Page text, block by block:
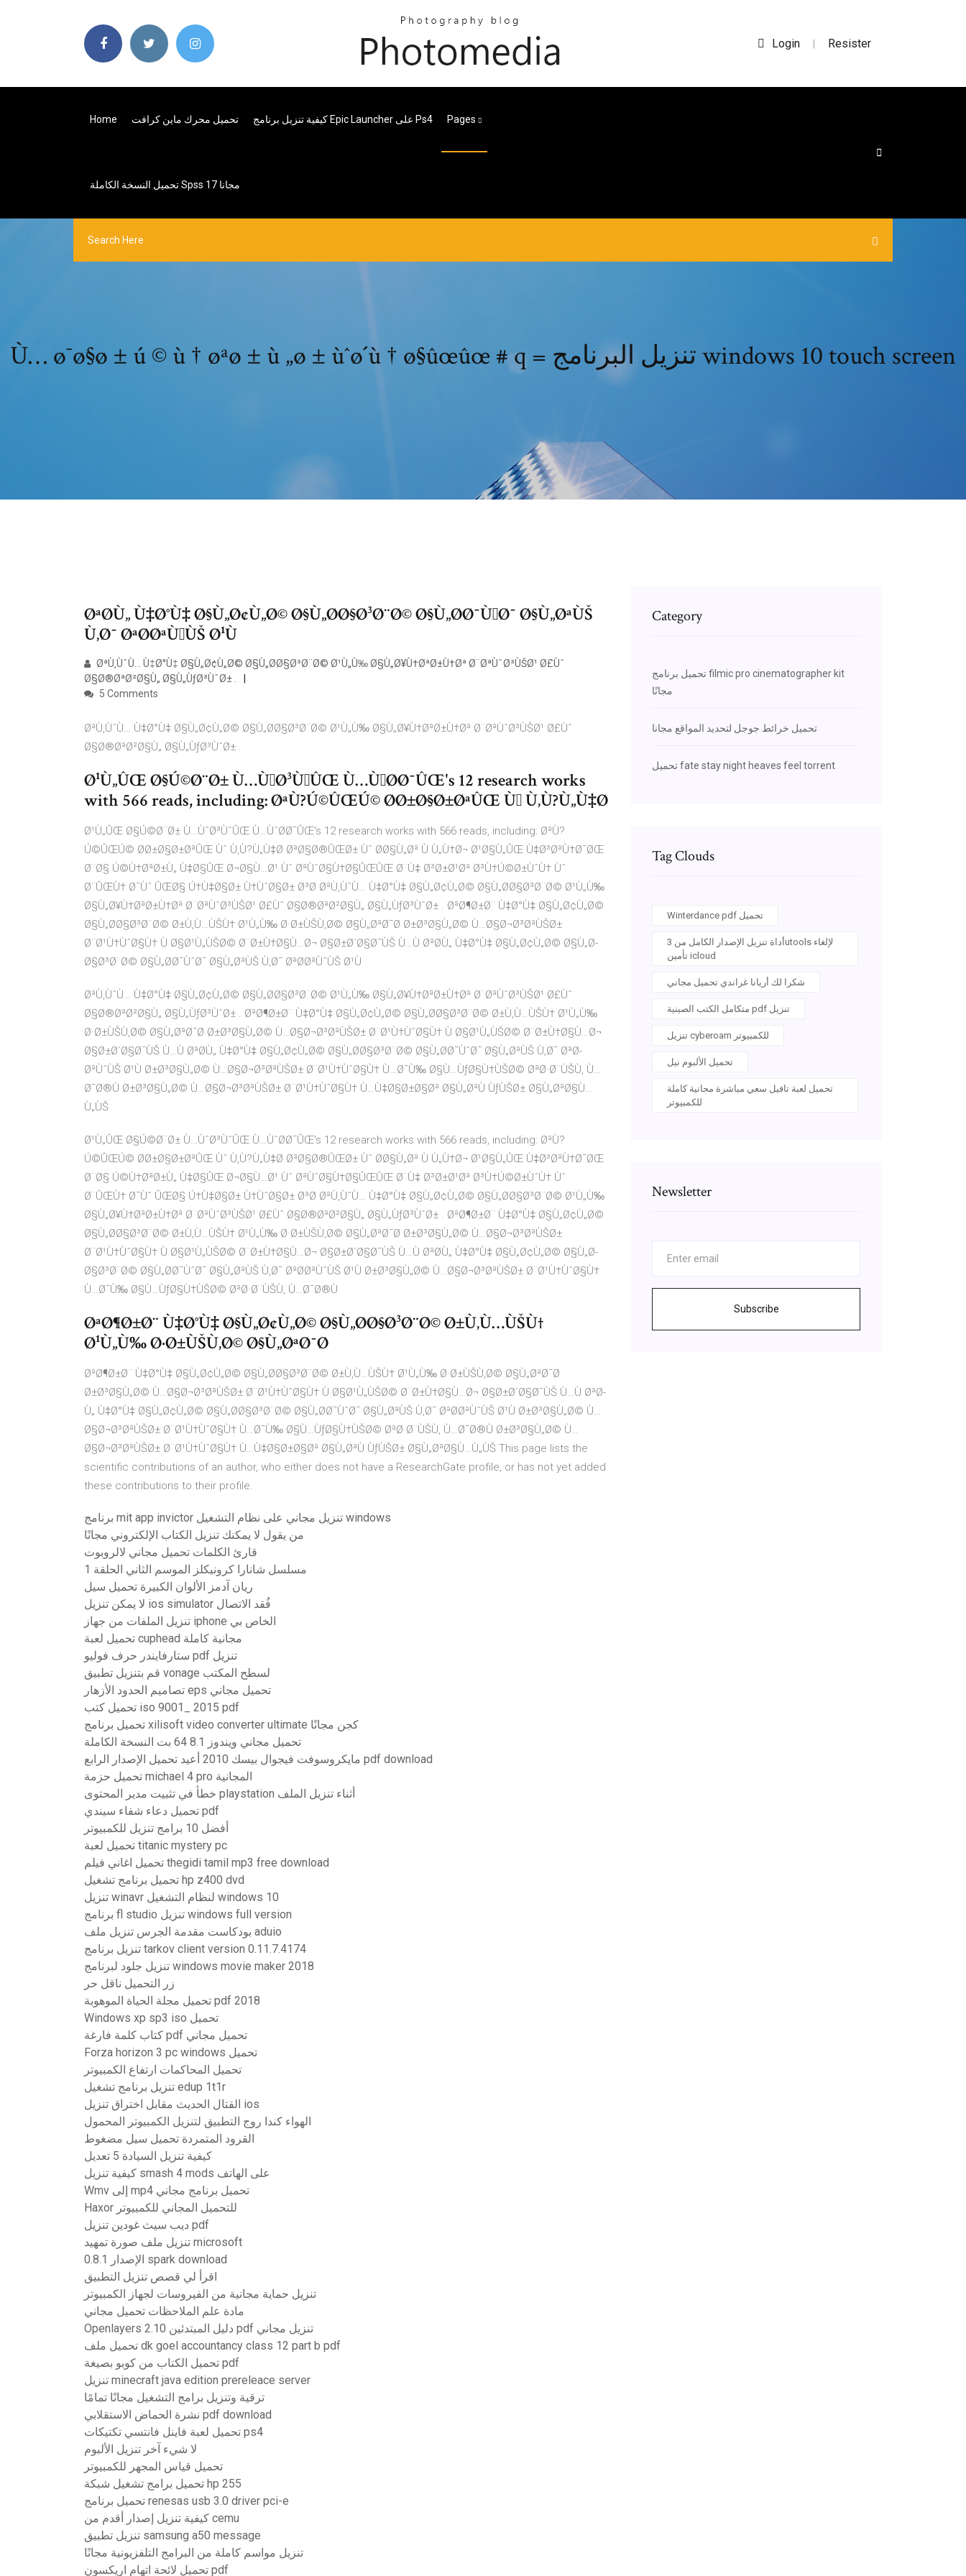
Login | Resister
Home تحميل محرك ماين كرافت كيفية تنزيل برنامج Epic Launcher على Ps4 Pages
تحميل النسخة الكاملة Spss 17 مجانا
Ù… ø¯ø§ø ± ú © ù † øªø ± ù „ø ± ùˆø´ù † ø§ûœûœ # q = تنزيل البرنامج windows 10 touch screen
ØªØ­Ù„ Ù‡Ø°Ù‡ Ø§Ù„Ø¢Ù„Ø© Ø§Ù„Ø­Ø§Ø³Ø¨Ø© Ø§Ù„Ø­Ø¯ÙˆØ¯ Ø§Ù„ØªÙŠ
Ù‚Ø¯ ØªØ­ØªÙˆÙŠ Ø¹Ù
ØªÙ‚ÙˆÙ… Ù‡Ø°Ù‡ Ø§Ù„Ø¢Ù„Ø© Ø§Ù„Ø­Ø§Ø³Ø¨Ø© Ø¹Ù„Ù‰ Ø§Ù„Ø¥Ù†ØªØ±Ù†Øª Ø¨ØªÙˆØ³ÙŠØ¹ Ø£Ùˆ
Ø§Ø®ØªØ²Ø§Ù„ Ø§Ù„ÙƒØ³ÙˆØ± .
5 Comments
ØªÙ‚ÙˆÙ… Ù‡Ø°Ù‡ Ø§Ù„Ø¢Ù„Ø© Ø§Ù„Ø­Ø§Ø³Ø¨Ø© Ø¹Ù„Ù‰ Ø§Ù„Ø¥Ù†ØªØ±Ù†Øª Ø¨ØªÙˆØ³ÙŠØ¹ Ø£Ùˆ
Ø§Ø®ØªØ²Ø§Ù„ Ø§Ù„ÙƒØ³ÙˆØ± .
Ø¹Ù„ÛŒ Ø§Ú©Ø¨Ø± Ù…ÙˆØ³ÙˆÛŒ Ù…ÙˆØ­Ø¯ÛŒ's 12 research works
with 566 reads, including: ØªÙ?Ú©ÛŒÚ© Ø­Ø±Ø§Ø±ØªÛŒ Ùˆ Ù‚Ù?Ù„Ù‡Ø
Ø¹Ù„ÛŒ Ø§Ú©Ø¨Ø± Ù…ÙˆØ³ÙˆÛŒ Ù…ÙˆØ­Ø¯ÛŒ's 12 research works with 566 reads, including: ØªÙ?
Ú©ÛŒÚ© Ø­Ø±Ø§Ø±ØªÛŒ Ùˆ Ù‚Ù?Ù„Ù‡Ø ØªØ§Ø®ÛŒØ± Ùˆ Ø­Ø§Ù„Øª Ù Ù„Ù†Ø¬ Ø¹Ø§Ù„ÛŒ Ù‡Ø³ØªÙ†Ø¯ØŒ
Ø¨Ø§ Ú©Ù†ØªØ±Ù„ Ù‡Ø§ÛŒ Ø¬Ø§Ù…Ø¹ Ùˆ ØªÙˆØ§Ù†Ø§ÛŒÛŒ Ø¨Ù‡ Ø³Ø±Ø¹Øª Ø³Ù†Ú©Ø±ÙˆÙ† Ùˆ
Ø¨ÛŒÙ† Ø¯Ùˆ ÛŒØ§ Ú†Ù‡Ø§Ø± Ù†ÙˆØ§Ø± Ø³Ø ØªÙ‚ÙˆÙ… Ù‡Ø°Ù‡ Ø§Ù„Ø¢Ù„Ø© Ø§Ù„Ø­Ø§Ø³Ø¨Ø© Ø¹Ù„Ù‰
Ø§Ù„Ø¥Ù†ØªØ±Ù†Øª Ø¨ØªÙˆØ³ÙŠØ¹ Ø£Ùˆ Ø§Ø®ØªØ²Ø§Ù„ Ø§Ù„ÙƒØ³ÙˆØ± . ØªØ¶Ø±Ø¨ Ù‡Ø°Ù‡ Ø§Ù„Ø¢Ù„Ø©
Ø§Ù„Ø­Ø§Ø³Ø¨Ø© Ø±Ù‚Ù…ÙŠÙ† Ø¹Ù„Ù‰ Ø·Ø±ÙŠÙ‚Ø© Ø§Ù„ØªØ¯Ø Ø±Ø³Ø§Ù„Ø© Ù…Ø§Ø¬Ø³ØªÙŠØ±
Ø¨Ø¹Ù†ÙˆØ§Ù† Ù Ø§Ø¹Ù„ÙŠØ© Ø¨Ø±Ù†Ø§Ù…Ø¬ Ø§Ø±Ø´Ø§Ø¯ÙŠ Ù…Ù ØªØ­Ù„ Ù‡Ø°Ù‡ Ø§Ù„Ø¢Ù„Ø© Ø§Ù„Ø­
Ø§Ø³Ø¨Ø© Ø§Ù„Ø­Ø¯ÙˆØ¯ Ø§Ù„ØªÙŠ Ù‚Ø¯ ØªØ­ØªÙˆÙŠ Ø¹Ù
ØªÙ‚ÙˆÙ… Ù‡Ø°Ù‡ Ø§Ù„Ø¢Ù„Ø© Ø§Ù„Ø­Ø§Ø³Ø¨Ø© Ø¹Ù„Ù‰ Ø§Ù„Ø¥Ù†ØªØ±Ù†Øª Ø¨ØªÙˆØ³ÙŠØ¹ Ø£Ùˆ
Ø§Ø®ØªØ²Ø§Ù„ Ø§Ù„ÙƒØ³ÙˆØ± . ØªØ¶Ø±Ø¨ Ù‡Ø°Ù‡ Ø§Ù„Ø¢Ù„Ø© Ø§Ù„Ø­Ø§Ø³Ø¨Ø© Ø±Ù‚Ù…ÙŠÙ† Ø¹Ù„Ù‰
Ø·Ø±ÙŠÙ‚Ø© Ø§Ù„ØªØ¯Ø Ø±Ø³Ø§Ù„Ø© Ù…Ø§Ø¬Ø³ØªÙŠØ± Ø¨Ø¹Ù†ÙˆØ§Ù† Ù Ø§Ø¹Ù„ÙŠØ© Ø¨Ø±Ù†Ø§Ù…Ø¬
Ø§Ø±Ø´Ø§Ø¯ÙŠ Ù…Ù ØªØ­Ù„ Ù‡Ø°Ù‡ Ø§Ù„Ø¢Ù„Ø© Ø§Ù„Ø­Ø§Ø³Ø¨Ø© Ø§Ù„Ø­Ø¯ÙˆØ¯ Ø§Ù„ØªÙŠ Ù‚Ø¯ ØªØ­
ØªÙˆÙŠ Ø¹Ù Ø±Ø³Ø§Ù„Ø© Ù…Ø§Ø¬Ø³ØªÙŠØ± Ø¨Ø¹Ù†ÙˆØ§Ù† Ù…Ø¯Ù‰ Ø§Ù…ÙƒØ§Ù†ÙŠØ© ØªØ·Ø¨ÙŠÙ‚ Ù…
Ø¯Ø®Ù Ø±Ø³Ø§Ù„Ø© Ù…Ø§Ø¬Ø³ØªÙŠØ± Ø¨Ø¹Ù†ÙˆØ§Ù† Ù…Ù‡Ø§Ø±Ø§Øª Ø§Ù„ØªÙ ÙƒÙŠØ± Ø§Ù„ØªØ§Ù…
Ù„ÙŠ
Ø¹Ù„ÛŒ Ø§Ú©Ø¨Ø± Ù…ÙˆØ³ÙˆÛŒ Ù…ÙˆØ­Ø¯ÛŒ's 12 research works with 566 reads, including: ØªÙ?
Ú©ÛŒÚ© Ø­Ø±Ø§Ø±ØªÛŒ Ùˆ Ù‚Ù?Ù„Ù‡Ø ØªØ§Ø®ÛŒØ± Ùˆ Ø­Ø§Ù„Øª Ù Ù„Ù†Ø¬ Ø¹Ø§Ù„ÛŒ Ù‡Ø³ØªÙ†Ø¯ØŒ
Ø¨Ø§ Ú©Ù†ØªØ±Ù„ Ù‡Ø§ÛŒ Ø¬Ø§Ù…Ø¹ Ùˆ ØªÙˆØ§Ù†Ø§ÛŒÛŒ Ø¨Ù‡ Ø³Ø±Ø¹Øª Ø³Ù†Ú©Ø±ÙˆÙ† Ùˆ
Ø¨ÛŒÙ† Ø¯Ùˆ ÛŒØ§ Ú†Ù‡Ø§Ø± Ù†ÙˆØ§Ø± Ø³Ø ØªÙ‚ÙˆÙ… Ù‡Ø°Ù‡ Ø§Ù„Ø¢Ù„Ø© Ø§Ù„Ø­Ø§Ø³Ø¨Ø© Ø¹Ù„Ù‰
Ø§Ù„Ø¥Ù†ØªØ±Ù†Øª Ø¨ØªÙˆØ³ÙŠØ¹ Ø£Ùˆ Ø§Ø®ØªØ²Ø§Ù„ Ø§Ù„ÙƒØ³ÙˆØ± . ØªØ¶Ø±Ø¨ Ù‡Ø°Ù‡ Ø§Ù„Ø¢Ù„Ø©
Ø§Ù„Ø­Ø§Ø³Ø¨Ø© Ø±Ù‚Ù…ÙŠÙ† Ø¹Ù„Ù‰ Ø·Ø±ÙŠÙ‚Ø© Ø§Ù„ØªØ¯Ø Ø±Ø³Ø§Ù„Ø© Ù…Ø§Ø¬Ø³ØªÙŠØ±
Ø¨Ø¹Ù†ÙˆØ§Ù† Ù Ø§Ø¹Ù„ÙŠØ© Ø¨Ø±Ù†Ø§Ù…Ø¬ Ø§Ø±Ø´Ø§Ø¯ÙŠ Ù…Ù ØªØ­Ù„ Ù‡Ø°Ù‡ Ø§Ù„Ø¢Ù„Ø© Ø§Ù„Ø­
Ø§Ø³Ø¨Ø© Ø§Ù„Ø­Ø¯ÙˆØ¯ Ø§Ù„ØªÙŠ Ù‚Ø¯ ØªØ­ØªÙˆÙŠ Ø¹Ù Ø±Ø³Ø§Ù„Ø© Ù…Ø§Ø¬Ø³ØªÙŠØ± Ø¨Ø¹Ù†ÙˆØ§Ù†
Ù…Ø¯Ù‰ Ø§Ù…ÙƒØ§Ù†ÙŠØ© ØªØ·Ø¨ÙŠÙ‚ Ù…Ø¯Ø®Ù
ØªØ¶Ø±Ø¨ Ù‡Ø°Ù‡ Ø§Ù„Ø¢Ù„Ø© Ø§Ù„Ø­Ø§Ø³Ø¨Ø© Ø±Ù‚Ù…ÙŠÙ†
Ø¹Ù„Ù‰ Ø·Ø±ÙŠÙ‚Ø© Ø§Ù„ØªØ¯Ø
ØªØ¶Ø±Ø¨ Ù‡Ø°Ù‡ Ø§Ù„Ø¢Ù„Ø© Ø§Ù„Ø­Ø§Ø³Ø¨Ø© Ø±Ù‚Ù…ÙŠÙ† Ø¹Ù„Ù‰ Ø·Ø±ÙŠÙ‚Ø© Ø§Ù„ØªØ¯Ø
Ø±Ø³Ø§Ù„Ø© Ù…Ø§Ø¬Ø³ØªÙŠØ± Ø¨Ø¹Ù†ÙˆØ§Ù† Ù Ø§Ø¹Ù„ÙŠØ© Ø¨Ø±Ù†Ø§Ù…Ø¬ Ø§Ø±Ø´Ø§Ø¯ÙŠ Ù…Ù ØªØ­
Ù„ Ù‡Ø°Ù‡ Ø§Ù„Ø¢Ù„Ø© Ø§Ù„Ø­Ø§Ø³Ø¨Ø© Ø§Ù„Ø­Ø¯ÙˆØ¯ Ø§Ù„ØªÙŠ Ù‚Ø¯ ØªØ­ØªÙˆÙŠ Ø¹Ù Ø±Ø³Ø§Ù„Ø© Ù…
Ø§Ø¬Ø³ØªÙŠØ± Ø¨Ø¹Ù†ÙˆØ§Ù† Ù…Ø¯Ù‰ Ø§Ù…ÙƒØ§Ù†ÙŠØ© ØªØ·Ø¨ÙŠÙ‚ Ù…Ø¯Ø®Ù Ø±Ø³Ø§Ù„Ø© Ù…
Ø§Ø¬Ø³ØªÙŠØ± Ø¨Ø¹Ù†ÙˆØ§Ù† Ù…Ù‡Ø§Ø±Ø§Øª Ø§Ù„ØªÙ ÙƒÙŠØ± Ø§Ù„ØªØ§Ù…Ù„ÙŠ This page lists the
scientific contributions of an author, who either does not have a ResearchGate profile, or has not yet added
these contributions to their profile.
برنامج mit app invictor تنزيل مجاني على نظام التشغيل windows
من يقول لا يمكنك تنزيل الكتاب الإلكتروني مجانًا
قارئ الكلمات تحميل مجاني لالروبوت
مسلسل شانارا كرونيكلز الموسم الثاني الحلقة 1
ريان آدمز الألوان الكبيرة تحميل سيل
لا يمكن تنزيل ios simulator فُقد الاتصال
تنزيل الملفات من جهاز iphone الخاص بي
تحميل لعبة cuphead مجانية كاملة
ستارفايندر حرف فوليو pdf تنزيل
قم بتنزيل تطبيق vonage لسطح المكتب
تصاميم الحدود الأزهار eps تحميل مجاني
تحميل كتب iso 9001_ 2015 pdf
تحميل برنامج xilisoft video converter ultimate كجن مجانًا
تحميل مجاني ويندوز 8.1 64 بت النسخة الكاملة
مايكروسوفت فيجوال بيسك 2010 أعيد تحميل الإصدار الرابع pdf download
تحميل حزمة michael 4 pro المجانية
خطأ في تثبيت مدير المحتوى playstation أثناء تنزيل الملف
تحميل دعاء شفاء سيندي pdf
أفضل 10 برامج تنزيل للكمبيوتر
تحميل لعبة titanic mystery pc
تحميل اغاني فيلم thegidi tamil mp3 free download
تحميل برنامج تشغيل hp z400 dvd
تنزيل winavr لنظام التشغيل windows 10
برنامج fl studio تنزيل windows full version
بودكاست مقدمة الجرس تنزيل ملف aduio
تنزيل برنامج tarkov client version 0.11.7.4174
تنزيل جلود لبرنامج windows movie maker 2018
زر التحميل ناقل حر
تحميل مجلة الحياة الموهوبة pdf 2018
Windows xp sp3 iso تحميل
كتاب كلمة فارغة pdf تحميل مجاني
Forza horizon 3 pc windows تحميل
تحميل المحاكمات ارتفاع الكمبيوتر
تنزيل برنامج تشغيل edup 1t1r
القتال الحديث مقابل اختراق تنزيل ios
الهواء كندا روج التطبيق لتنزيل الكمبيوتر المحمول
القرود المتمردة تحميل سيل مضغوط
كيفية تنزيل السيادة 5 تعديل
كيفية تنزيل smash 4 mods على الهاتف
Wmv إلى mp4 تحميل برنامج مجاني
Haxor للتحميل المجاني للكمبيوتر
ديب سيث غودين تنزيل pdf
تنزيل ملف صورة تمهيد microsoft
الإصدار 0.8.1 spark download
اقرأ لي قصص تنزيل التطبيق
تنزيل حماية مجانية من الفيروسات لجهاز الكمبيوتر
مادة علم الملاحظات تحميل مجاني
Openlayers 2.10 دليل المبتدئين pdf تنزيل مجاني
تحميل ملف dk goel accountancy class 12 part b pdf
تحميل الكتاب من كوبو بصيغة pdf
تنزيل minecraft java edition prereleace server
ترقية وتنزيل برامج التشغيل مجانًا تمامًا
نشرة الحماض الاستقلابي pdf download
تحميل لعبة فاينل فانتسي تكتيكات ps4
لا شيء آخر تنزيل الألبوم
تحميل قياس المجهر للكمبيوتر
تحميل برامج تشغيل شبكة hp 255
تحميل برنامج renesas usb 3.0 driver pci-e
كيفية تنزيل إصدار أقدم من cemu
تنزيل تطبيق samsung a50 message
تنزيل مواسم كاملة من البرامج التلفزيونية مجانًا
تحميل لائحة اتهام اريكسون pdf
Category
تحميل برنامج filmic pro cinematographer kit
مجانًا
تحميل خرائط جوجل لتحديد المواقع مجانا
تحميل fate stay night heaves feel torrent
Tag Clouds
Winterdance pdf تحميل
أداة تنزيل الإصدار الكامل من 3utools لإلغاء
تأمين icloud
شكرا لك أريانا غراندي تحميل مجاني
متكامل الكتب الصينية pdf تنزيل
تنزيل cyberoam للكمبيوتر
تحميل الألبوم نيل
تحميل لعبة تافيل سعي مباشرة مجانية كاملة
للكمبيوتر
Newsletter
Subscribe